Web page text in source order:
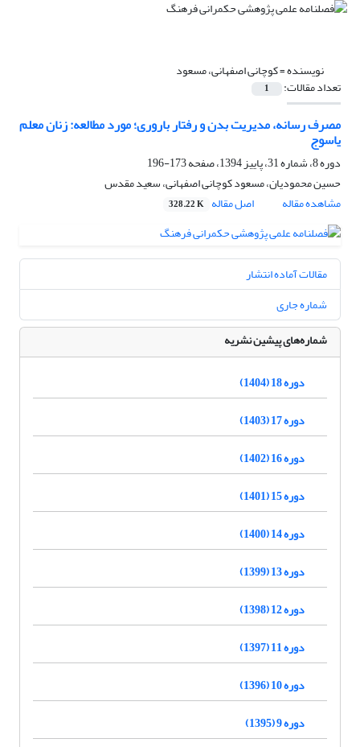
نویسنده =کوچانی اصفهانی، مسعود
تعداد مقالات: 1
مصرف رسانه، مدیریت بدن و رفتار باروری؛ مورد مطالعه: زنان معلم
یاسوج
دوره 8، شماره 31، پاییز 1394، صفحه
173-196
حسین محمودیان، مسعود کوچانی اصفهانی، سعید مقدس
مشاهده مقاله
اصل مقاله 328.22 K
مقالات آماده انتشار
شماره جاری
شماره‌های پیشین نشریه
دوره 18 (1404)
دوره 17 (1403)
دوره 16 (1402)
دوره 15 (1401)
دوره 14 (1400)
دوره 13 (1399)
دوره 12 (1398)
دوره 11 (1397)
دوره 10 (1396)
دوره 9 (1395)